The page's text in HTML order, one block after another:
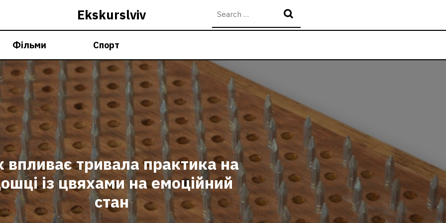
Ekskurslviv
Фільми Спорт
впливає тривала практика на
із цвяхами на емоційний
стан